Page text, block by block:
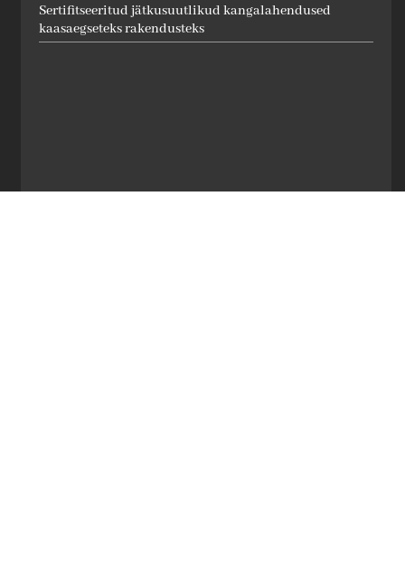
Sertifitseeritud jätkusuutlikud kangalahendused
kaasaegseteks rakendusteks